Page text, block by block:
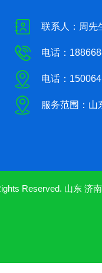
联系人：周先
电话：
电话：
服务范围：山
Reserved. 山东 济南